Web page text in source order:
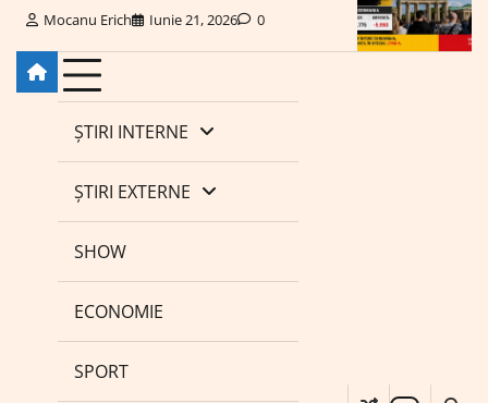
Mocanu Erich Iunie 21, 2026 0
ȘTIRI INTERNE
ȘTIRI EXTERNE
SHOW
ECONOMIE
SPORT